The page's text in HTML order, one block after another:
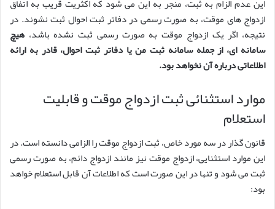
این عدم الزام به ثبت، منجر به این می شود که اکثریت قریب به اتفاق
ازدواج های موقت، به صورت رسمی در دفاتر ثبت احوال ثبت نشوند. در
نتیجه، اگر یک ازدواج موقت به صورت رسمی ثبت نشده باشد، هیچ
سامانه ای، از جمله سامانه ثبت من یا دفاتر ثبت احوال، قادر به ارائه
اطلاعاتی درباره آن نخواهد بود.
موارد استثنائی ثبت ازدواج موقت و قابلیت
استعلام
قانون گذار در سه مورد خاص، ثبت ازدواج موقت را الزامی دانسته است. در
این موارد استثنایی، ازدواج موقت نیز مانند ازدواج دائم، به صورت رسمی
ثبت می شود و تنها در این صورت است که اطلاعات آن قابل استعلام خواهد
بود: